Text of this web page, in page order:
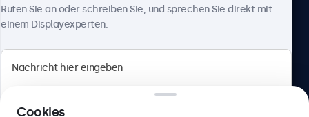
Berliner Allee 59, 40212 Düsseldorf, Deutschland
Rufen Sie an oder schreiben Sie, und sprechen Sie direkt mit
einem Displayexperten.
Cookies